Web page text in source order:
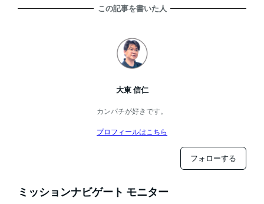
この記事を書いた人
大東 信仁
カンパチが好きです。
プロフィールはこちら
フォローする
ミッションナビゲート モニター